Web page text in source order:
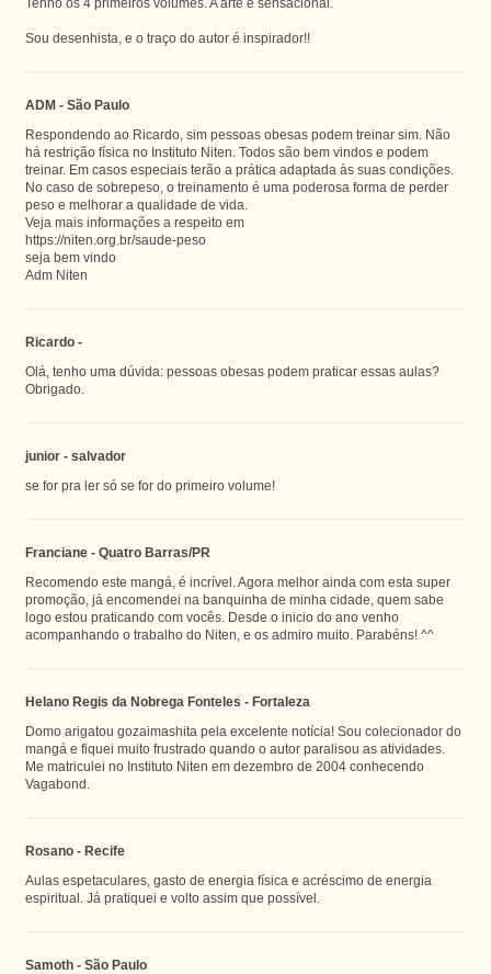
Tenho os 4 primeiros volumes. A arte é sensacional.
Sou desenhista, e o traço do autor é inspirador!!
ADM - São Paulo
Respondendo ao Ricardo, sim pessoas obesas podem treinar sim. Não
há restrição física no Instituto Niten. Todos são bem vindos e podem
treinar. Em casos especiais terão a prática adaptada às suas condições.
No caso de sobrepeso, o treinamento é uma poderosa forma de perder
peso e melhorar a qualidade de vida.
Veja mais informações a respeito em
https://niten.org.br/saude-peso
seja bem vindo
Adm Niten
Ricardo -
Olá, tenho uma dúvida: pessoas obesas podem praticar essas aulas?
Obrigado.
junior - salvador
se for pra ler só se for do primeiro volume!
Franciane - Quatro Barras/PR
Recomendo este mangá, é incrível. Agora melhor ainda com esta super
promoção, já encomendei na banquinha de minha cidade, quem sabe
logo estou praticando com vocês. Desde o inicio do ano venho
acompanhando o trabalho do Niten, e os admiro muito. Parabéns! ^^
Helano Regis da Nobrega Fonteles - Fortaleza
Domo arigatou gozaimashita pela excelente notícia! Sou colecionador do
mangá e fiquei muito frustrado quando o autor paralisou as atividades.
Me matriculei no Instituto Niten em dezembro de 2004 conhecendo
Vagabond.
Rosano - Recife
Aulas espetaculares, gasto de energia física e acréscimo de energia
espiritual. Já pratiquei e volto assim que possível.
Samoth - São Paulo